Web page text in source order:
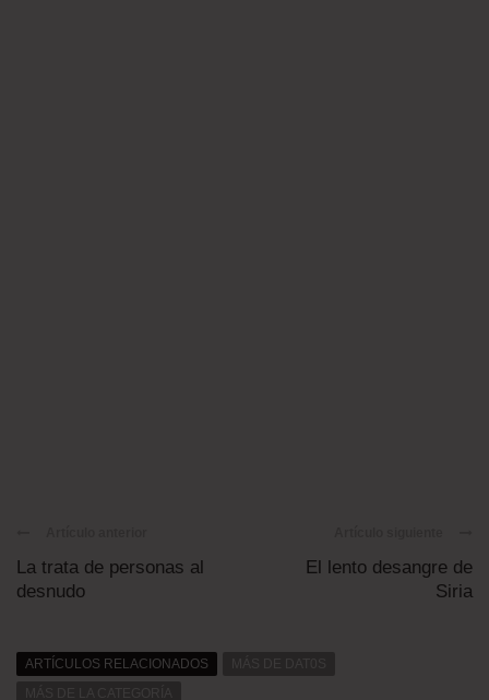
La trata de personas al
desnudo
El lento desangre de
Siria
ARTÍCULOS RELACIONADOS